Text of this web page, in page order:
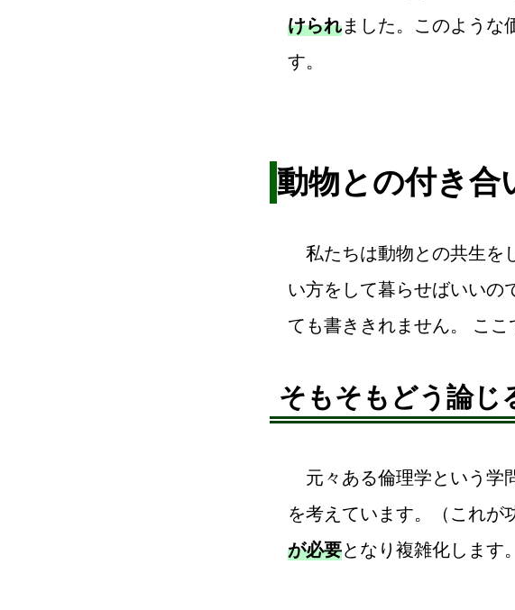
けられました。このような
す。
動物との付き合
私たちは動物との共生を
い方をして暮らせばいいの
ても書ききれません。 ここ
そもそもどう論じ
元々ある倫理学という学
を考えています。（これが
が必要となり複雑化します。